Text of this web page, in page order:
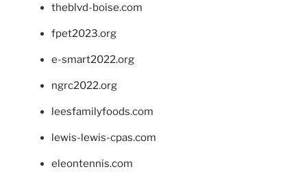
theblvd-boise.com
fpet2023.org
e-smart2022.org
ngrc2022.org
leesfamilyfoods.com
lewis-lewis-cpas.com
eleontennis.com